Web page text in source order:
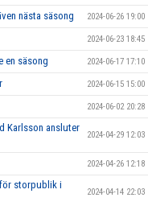
nästa säsong 2024-06-26 19:00
2024-06-23 18:45
en säsong 2024-06-17 17:10
2024-06-15 15:00
2024-06-02 20:28
Karlsson ansluter
2024-04-29 12:03
2024-04-26 12:18
storpublik i
2024-04-14 22:03